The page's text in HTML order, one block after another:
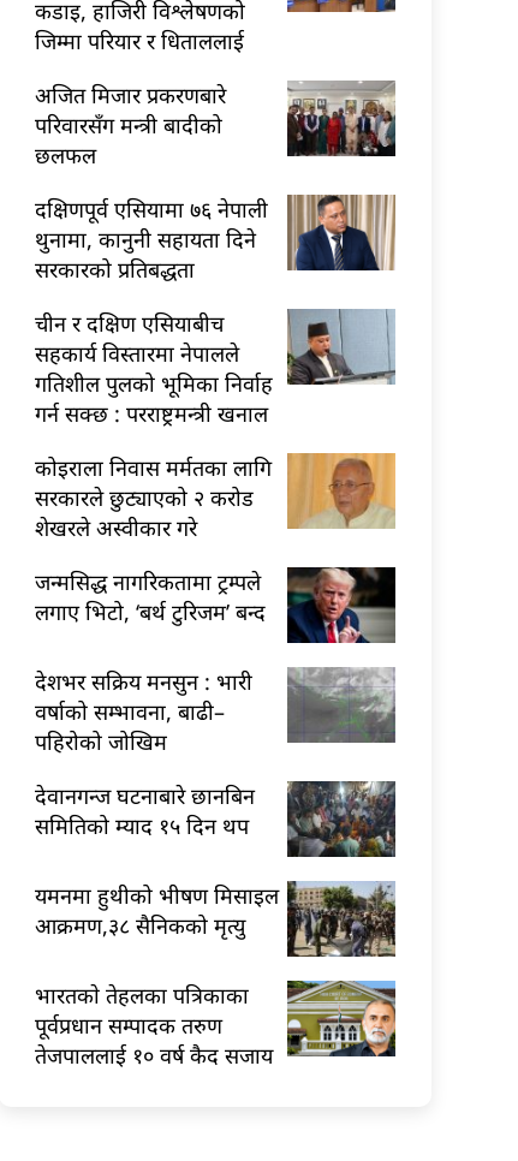
कडाइ, हाजिरी विश्लेषणको
जिम्मा परियार र धिताललाई
अजित मिजार प्रकरणबारे
परिवारसँग मन्त्री बादीको
छलफल
दक्षिणपूर्व एसियामा ७६ नेपाली
थुनामा, कानुनी सहायता दिने
सरकारको प्रतिबद्धता
चीन र दक्षिण एसियाबीच
सहकार्य विस्तारमा नेपालले
गतिशील पुलको भूमिका निर्वाह
गर्न सक्छ : परराष्ट्रमन्त्री खनाल
कोइराला निवास मर्मतका लागि
सरकारले छुट्याएको २ करोड
शेखरले अस्वीकार गरे
जन्मसिद्ध नागरिकतामा ट्रम्पले
लगाए भिटो, ‘बर्थ टुरिजम’ बन्द
देशभर सक्रिय मनसुन : भारी
वर्षाको सम्भावना, बाढी–
पहिरोको जोखिम
देवानगन्ज घटनाबारे छानबिन
समितिको म्याद १५ दिन थप
यमनमा हुथीको भीषण मिसाइल
आक्रमण,३८ सैनिकको मृत्यु
भारतकाे तेहलका पत्रिकाका
पूर्वप्रधान सम्पादक तरुण
तेजपाललाई १० वर्ष कैद सजाय